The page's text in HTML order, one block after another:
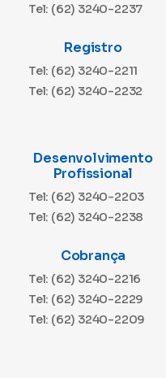
Tel: (62) 3240-2237
Registro
Tel: (62) 3240-2211
Tel: (62) 3240-2232
Desenvolvimento
Profissional
Tel: (62) 3240-2203
Tel: (62) 3240-2238
Cobrança
Tel: (62) 3240-2216
Tel: (62) 3240-2229
Tel: (62) 3240-2209